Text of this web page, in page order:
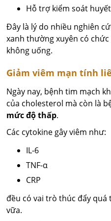
Hỗ trợ kiểm soát
Đây là lý do nhiều nghiên
xanh thường xuyên có
không uống.
Giảm viêm mạn tính
Ngày nay, bệnh tim mạch
của cholesterol mà còn là
mức độ thấp.
Các cytokine gây viêm như:
IL-6
TNF-α
CRP
đều có vai trò thúc đẩy
vữa.